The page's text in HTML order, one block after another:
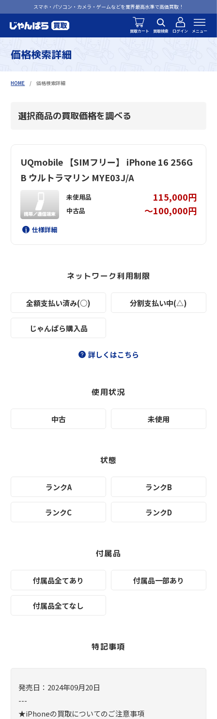
スマホ・パソコン・カメラ・ゲームなどを業界最高水準で高価買取！
買取カート 買取検索 ログイン メニュー
価格検索詳細
HOME 価格検索詳細
選択商品の買取価格を調べる
仕様詳細
UQmobile 【SIMフリー】 iPhone 16 256G
B ウルトラマリン MYE03J/A
未使用品 115,000円
中古品 ～100,000円
ネットワーク利用制限
全額支払い済み(○) 分割支払い中(△)
じゃんぱら購入品
詳しくはこちら
使用状況
中古 未使用
状態
ランクA ランクB
ランクC ランクD
付属品
付属品全てあり 付属品一部あり
付属品全てなし
特記事項
発売日：2024年09月20日
---
★iPhoneの買取についてのご注意事項